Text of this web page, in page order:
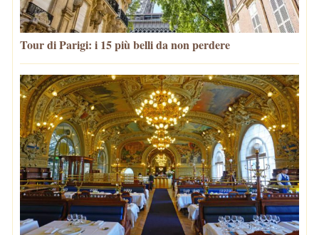
Tour di Parigi: i 15 più belli da non perdere